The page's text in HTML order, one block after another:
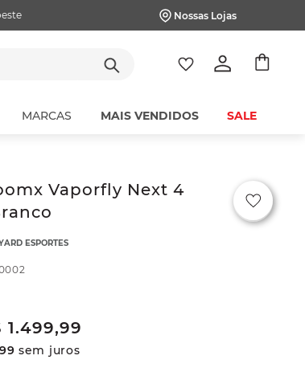
Nossas Lojas
MARCAS MAIS VENDIDOS SALE
Vaporfly Next 4
ESPORTES
1.499,99
99 sem juros